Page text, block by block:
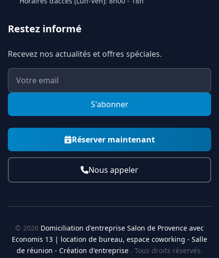
Restez informé
Recevez nos actualités et offres spéciales.
S'abonner
Réserver maintenant
Nous appeler
© 2026 Domiciliation d'entreprise Salon de Provence avec
Economis 13 | location de bureau, espace coworking - Salle
de réunion - Création d'entreprise . Tous droits réservés.